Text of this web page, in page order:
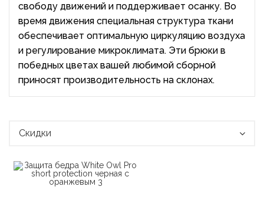
свободу движений и поддерживает осанку. Во
время движения специальная структура ткани
обеспечивает оптимальную циркуляцию воздуха
и регулирование микроклимата. Эти брюки в
победных цветах вашей любимой сборной
приносят производительность на склонах.
Скидки